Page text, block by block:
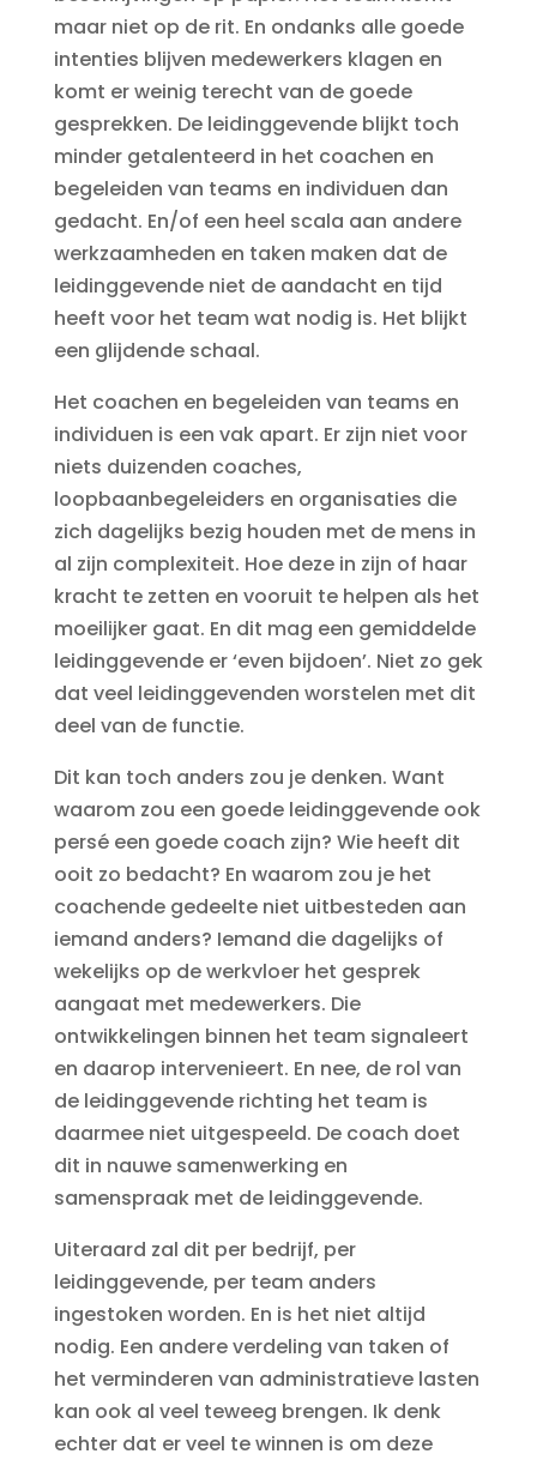
maar niet op de rit. En ondanks alle goede
intenties blijven medewerkers klagen en
komt er weinig terecht van de goede
gesprekken. De leidinggevende blijkt toch
minder getalenteerd in het coachen en
begeleiden van teams en individuen dan
gedacht. En/of een heel scala aan andere
werkzaamheden en taken maken dat de
leidinggevende niet de aandacht en tijd
heeft voor het team wat nodig is. Het blijkt
een glijdende schaal.
Het coachen en begeleiden van teams en
individuen is een vak apart. Er zijn niet voor
niets duizenden coaches,
loopbaanbegeleiders en organisaties die
zich dagelijks bezig houden met de mens in
al zijn complexiteit. Hoe deze in zijn of haar
kracht te zetten en vooruit te helpen als het
moeilijker gaat. En dit mag een gemiddelde
leidinggevende er ‘even bijdoen’. Niet zo gek
dat veel leidinggevenden worstelen met dit
deel van de functie.
Dit kan toch anders zou je denken. Want
waarom zou een goede leidinggevende ook
persé een goede coach zijn? Wie heeft dit
ooit zo bedacht? En waarom zou je het
coachende gedeelte niet uitbesteden aan
iemand anders? Iemand die dagelijks of
wekelijks op de werkvloer het gesprek
aangaat met medewerkers. Die
ontwikkelingen binnen het team signaleert
en daarop intervenieert. En nee, de rol van
de leidinggevende richting het team is
daarmee niet uitgespeeld. De coach doet
dit in nauwe samenwerking en
samenspraak met de leidinggevende.
Uiteraard zal dit per bedrijf, per
leidinggevende, per team anders
ingestoken worden. En is het niet altijd
nodig. Een andere verdeling van taken of
het verminderen van administratieve lasten
kan ook al veel teweeg brengen. Ik denk
echter dat er veel te winnen is om deze